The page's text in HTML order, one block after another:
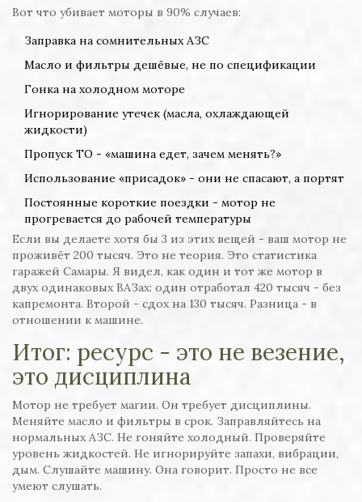
Вот что убивает моторы в 90% случаев:
Заправка на сомнительных АЗС
Масло и фильтры дешёвые, не по спецификации
Гонка на холодном моторе
Игнорирование утечек (масла, охлаждающей
жидкости)
Пропуск ТО - «машина едет, зачем менять?»
Использование «присадок» - они не спасают, а портят
Постоянные короткие поездки - мотор не
прогревается до рабочей температуры
Если вы делаете хотя бы 3 из этих вещей - ваш мотор не
проживёт 200 тысяч. Это не теория. Это статистика
гаражей Самары. Я видел, как один и тот же мотор в
двух одинаковых ВАЗах: один отработал 420 тысяч - без
капремонта. Второй - сдох на 130 тысяч. Разница - в
отношении к машине.
Итог: ресурс - это не везение,
это дисциплина
Мотор не требует магии. Он требует дисциплины.
Меняйте масло и фильтры в срок. Заправляйтесь на
нормальных АЗС. Не гоняйте холодный. Проверяйте
уровень жидкостей. Не игнорируйте запахи, вибрации,
дым. Слушайте машину. Она говорит. Просто не все
умеют слушать.